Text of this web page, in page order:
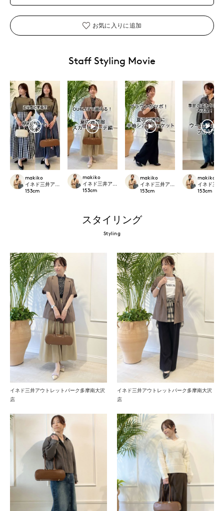
お気に入りに追加
Staff Styling Movie
makiko
イネド三井アウトレットパーク多摩南大沢店
153cm
makiko
イネド三井アウトレットパーク多摩南大沢店
153cm
makiko
イネド三井アウトレットパーク多摩
153cm
makiko
イネド三
153cm
スタイリング
Styling
イネド三井アウトレットパーク多摩南大沢
店
イネド三井アウトレットパーク多摩南大沢
店